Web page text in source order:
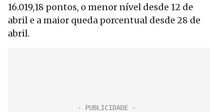
16.019,18 pontos, o menor nível desde 12 de
abril e a maior queda porcentual desde 28 de
abril.